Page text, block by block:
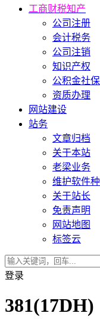
工商财税知产
公司注册
会计税务
公司注销
知识产权
公积金社保
资质办理
网站建设
站务
文章归档
关于本站
老梁业务
维护软件
关于站长
免责声明
网站地图
标签云
登录
381(17DH)